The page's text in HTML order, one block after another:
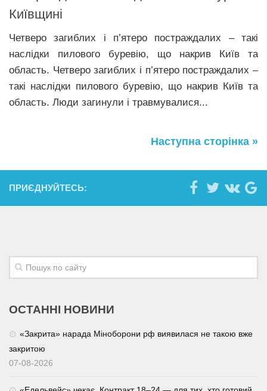
Київщині
Четверо загиблих і п’ятеро постраждалих – такі
наслідки пилового буревію, що накрив Київ та
область. Четверо загиблих і п’ятеро постраждалих –
такі наслідки пилового буревію, що накрив Київ та
область. Люди загинули і травмувалися...
Наступна сторінка »
ПРИЄДНУЙТЕСЬ:
ОСТАННІ НОВИНИ
«Закрита» нарада Міноборони рф виявилася не такою вже
закритою
07-08-2026